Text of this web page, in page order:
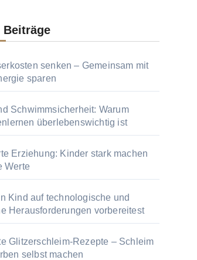
Beiträge
senken – Gemeinsam mit
sparen
Schwimmsicherheit: Warum
überlebenswichtig ist
Erziehung: Kinder stark machen
Werte
Kind auf technologische und
Herausforderungen vorbereitest
Glitzerschleim-Rezepte – Schleim
selbst machen